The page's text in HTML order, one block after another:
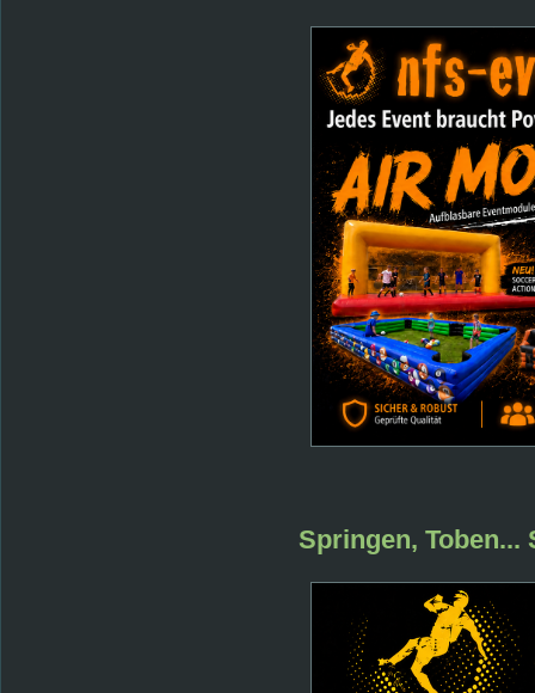
Springen, Toben...